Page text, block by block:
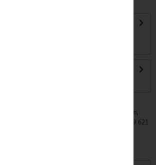
ValkOne ist eine Kombination aus
und...
schreiben und diskutieren...
Elsa-Brändström-Str. 4, 68229 Mannheim,
https://mycybergroup.com, +49 621
zu unseren Produkten finden Sie